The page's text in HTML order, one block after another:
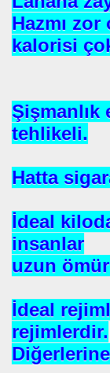
Hazmı
kalorisi
Şişmanlık
tehlikeli.
Hatta
İdeal
insanlar
uzun
İdeal
rejimlerdir.
OLURMU
ÖLÜYOR
MİLYON 76